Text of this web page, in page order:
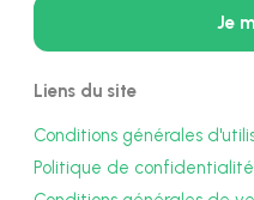
Liens du site
Conditions générales
Politique de confidentialité